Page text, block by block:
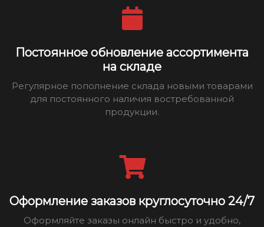
Постоянное обновление ассортимента
на складе
Регулярное пополнение склада новыми товарами
для постоянного наличия востребованной
продукции.
Оформление заказов круглосуточно 24/7
Оформляйте заказы онлайн быстро и удобно,